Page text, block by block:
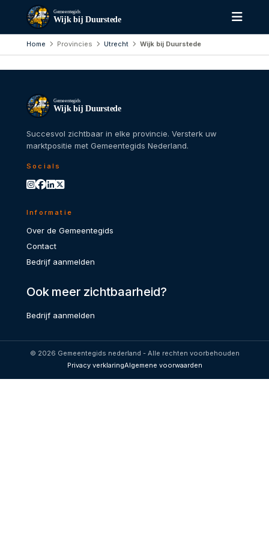
Gemeentegids
Wijk bij Duurstede
Home Provincies Utrecht Wijk bij Duurstede
Gemeentegids
Wijk bij Duurstede
Succesvol zichtbaar in elke provincie. Versterk uw
marktpositie met Gemeentegids Nederland.
Socials
Informatie
Over de Gemeentegids
Contact
Bedrijf aanmelden
Ook meer zichtbaarheid?
Bedrijf aanmelden
© 2026 Gemeentegids nederland - Alle rechten voorbehouden
Privacy verklaringAlgemene voorwaarden